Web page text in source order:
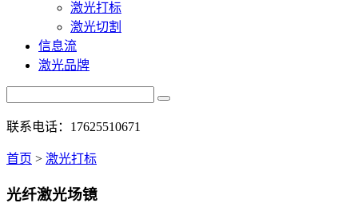
激光打标
激光切割
信息流
激光品牌
联系电话：17625510671
首页 > 激光打标
光纤激光场镜